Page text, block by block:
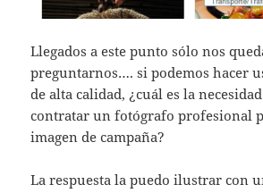
Llegados a este punto sólo nos
preguntarnos…. si podemos hacer
de alta calidad, ¿cuál es la
contratar un fotógrafo profesional
imagen de campaña?
La respuesta la puedo ilustrar con